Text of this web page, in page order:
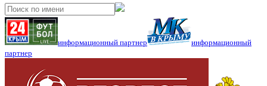
информационный партнер
информационный
партнер